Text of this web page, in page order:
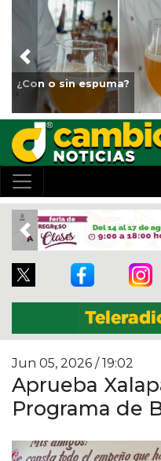
Previous
Previous
Jun 05, 2026 / 19:02
Aprueba
Programa de